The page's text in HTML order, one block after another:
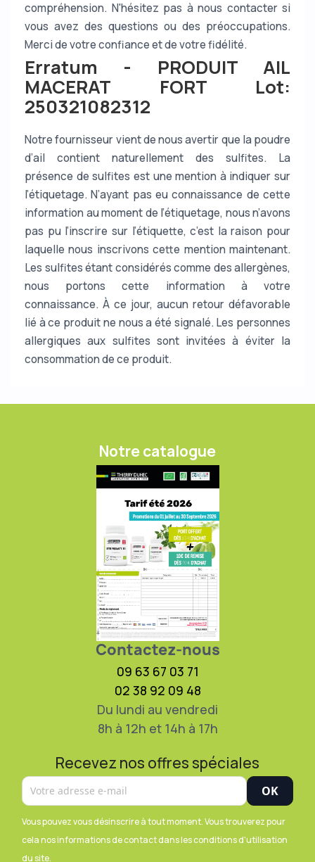
compréhension. N'hésitez pas à nous contacter si
vous avez des questions ou des préoccupations.
Merci de votre confiance et de votre fidélité.
Erratum - PRODUIT AIL
MACERAT FORT Lot:
250321082312
Notre fournisseur vient de nous avertir que la poudre
d’ail contient naturellement des sulfites. La
présence de sulfites est une mention à indiquer sur
l’étiquetage. N’ayant pas eu connaissance de cette
information au moment de l’étiquetage, nous n’avons
pas pu l’inscrire sur l’étiquette, c’est la raison pour
laquelle nous inscrivons cette mention maintenant.
Les sulfites étant considérés comme des allergènes,
nous portons cette information à votre
connaissance. À ce jour, aucun retour défavorable
lié à ce produit ne nous a été signalé. Les personnes
allergiques aux sulfites sont invitées à éviter la
consommation de ce produit.
Notre catalogue
Contactez-nous
09 63 67 03 71
02 38 92 09 48
Du lundi au vendredi
8h à 12h et 14h à 17h
Recevez nos offres spéciales
Vous pouvez vous désinscrire à tout moment. Vous trouverez pour
cela nos informations de contact dans les conditions d'utilisation
du site.